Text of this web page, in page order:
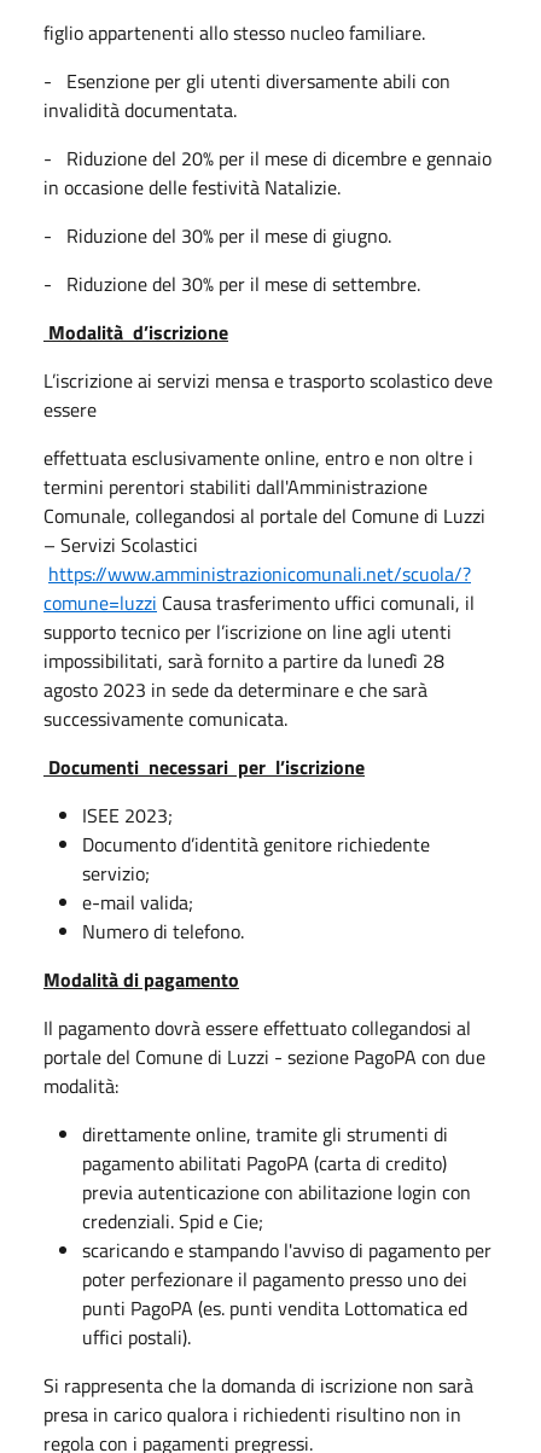
figlio appartenenti allo stesso nucleo familiare.
- Esenzione per gli utenti diversamente abili con
invalidità documentata.
- Riduzione del 20% per il mese di dicembre e gennaio
in occasione delle festività Natalizie.
- Riduzione del 30% per il mese di giugno.
- Riduzione del 30% per il mese di settembre.
Modalità d’iscrizione
L’iscrizione ai servizi mensa e trasporto scolastico deve
essere
effettuata esclusivamente online, entro e non oltre i
termini perentori stabiliti dall'Amministrazione
Comunale, collegandosi al portale del Comune di Luzzi
– Servizi Scolastici
https://www.amministrazionicomunali.net/scuola/?
comune=luzzi Causa trasferimento uffici comunali, il
supporto tecnico per l’iscrizione on line agli utenti
impossibilitati, sarà fornito a partire da lunedì 28
agosto 2023 in sede da determinare e che sarà
successivamente comunicata.
Documenti necessari per l’iscrizione
ISEE 2023;
Documento d’identità genitore richiedente
servizio;
e-mail valida;
Numero di telefono.
Modalità di pagamento
Il pagamento dovrà essere effettuato collegandosi al
portale del Comune di Luzzi - sezione PagoPA con due
modalità:
direttamente online, tramite gli strumenti di
pagamento abilitati PagoPA (carta di credito)
previa autenticazione con abilitazione login con
credenziali. Spid e Cie;
scaricando e stampando l'avviso di pagamento per
poter perfezionare il pagamento presso uno dei
punti PagoPA (es. punti vendita Lottomatica ed
uffici postali).
Si rappresenta che la domanda di iscrizione non sarà
presa in carico qualora i richiedenti risultino non in
regola con i pagamenti pregressi.